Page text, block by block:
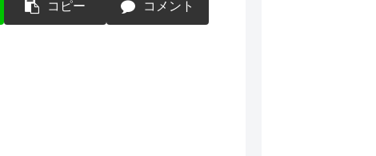
コピー コメント